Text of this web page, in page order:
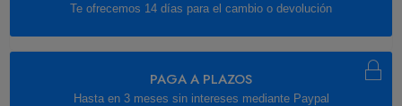
Te ofrecemos 14 días para el cambio o devolución
PAGA A PLAZOS
Hasta en 3 meses sin intereses mediante Paypal